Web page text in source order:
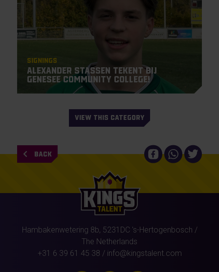
Signings
Alexander Stassen tekent bij
Genesee Community College!
VIEW THIS CATEGORY
BACK
Hambakenwetering 8b, 5231DC 's-Hertogenbosch /
The Netherlands
+31 6 39 61 45 38 / info@kingstalent.com